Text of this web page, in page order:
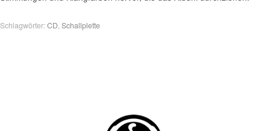
Schlagwörter:CD,Schallplette